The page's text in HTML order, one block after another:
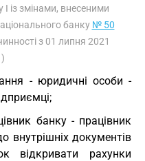
I із змінами, внесеними
банку № 50
з 01 липня 2021
- юридичні особи -
банку - працівник
внутрішніх документів
відкривати рахунки